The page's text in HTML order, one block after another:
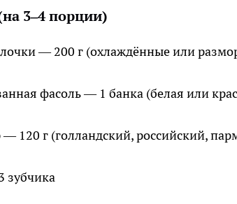
3–4 порции)
— 200 г (охлаждённые или
фасоль — 1 банка (белая или
120 г (голландский, российский,
зубчика